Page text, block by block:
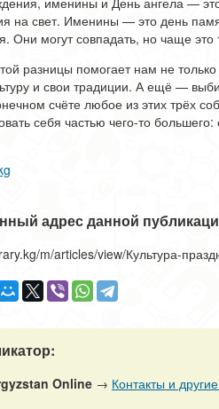
на свет. Именины — это день
Они могут совпадать, но чаще это
разницы помогает нам не
и свои традиции. А ещё —
счёте любое из этих трёх
себя частью чего-то
адрес данной
m/articles/view/Культура-
Online → Контакты и